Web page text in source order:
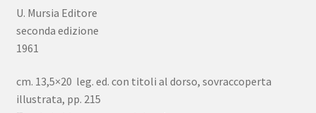
U. Mursia Editore
seconda edizione
1961
cm. 13,5×20 leg. ed. con titoli al dorso, sovraccoperta
illustrata, pp. 215